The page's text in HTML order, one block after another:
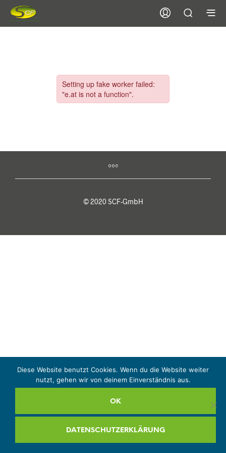
© 2020 SCF-GmbH
Diese Website benutzt Cookies. Wenn du die Website weiter
nutzt, gehen wir von deinem Einverständnis aus.
OK
DATENSCHUTZERKLÄRUNG